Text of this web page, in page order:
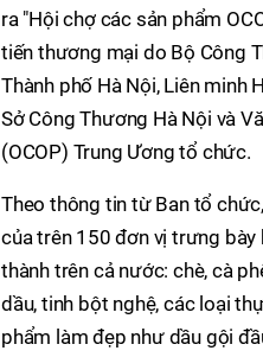
ra "Hội chợ các sản phẩm
tiến thương mại do Bộ Công
Thành phố Hà Nội, Liên minh
Sở Công Thương Hà Nội và
(OCOP) Trung Ương tổ chức.
Theo thông tin từ Ban tổ
của trên 150 đơn vị trưng bày
thành trên cả nước: chè, cà
dầu, tinh bột nghệ, các loại
phẩm làm đẹp như dầu gội